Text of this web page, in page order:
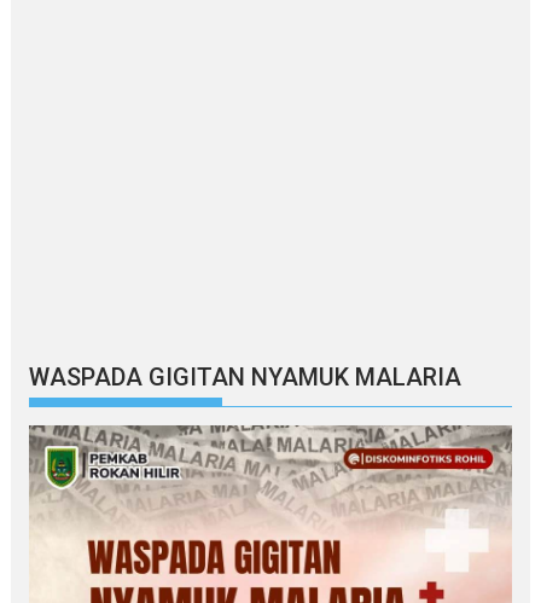
WASPADA GIGITAN NYAMUK MALARIA